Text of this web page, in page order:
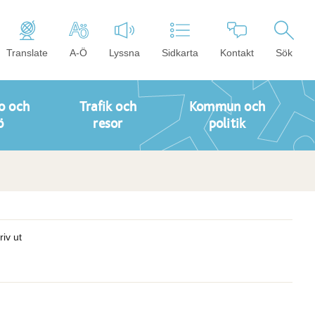
Translate A-Ö Lyssna Sidkarta Kontakt Sök
och
Trafik och
resor
Kommun och
politik
ut